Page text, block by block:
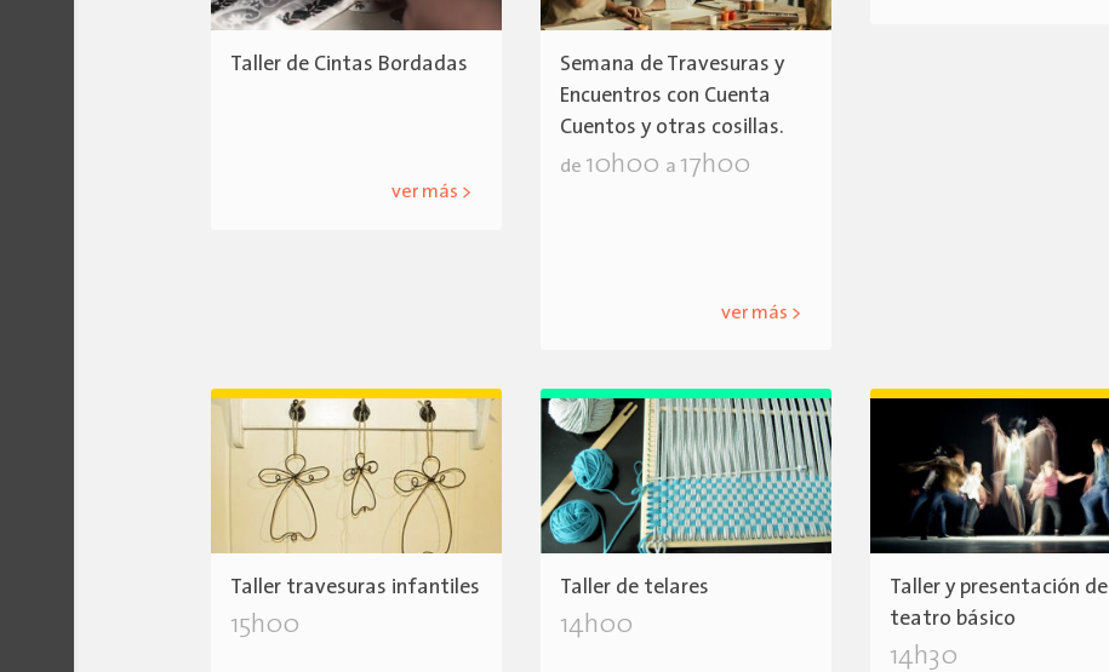
Taller de Cintas Bordadas
ver más >
Semana de Travesuras y
Encuentros con Cuenta
Cuentos y otras cosillas.
de 10h00 a 17h00
ver más >
Taller travesuras infantiles
15h00
Taller de telares
14h00
Taller y presentación de
teatro básico
14h30